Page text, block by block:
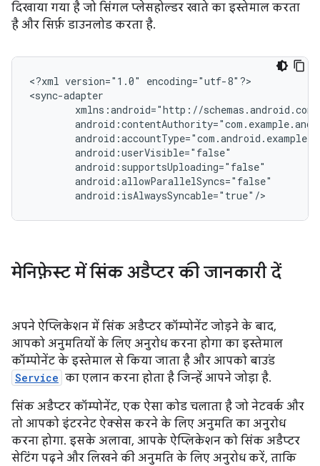
दिखाया गया है जो सिंगल प्लेसहोल्डर खाते का इस्तेमाल करता
है और सिर्फ़ डाउनलोड करता है.
<?xml version="1.0"
encoding="utf-8"?>
android:isAlwaysSyncable="true"/>
मेनिफ़ेस्ट में सिंक अडैप्टर की जानकारी दें
अपने ऐप्लिकेशन में सिंक अडैप्टर कॉम्पोनेंट जोड़ने के बाद,
आपको अनुमतियों के लिए अनुरोध करना होगा का इस्तेमाल
कॉम्पोनेंट के इस्तेमाल से किया जाता है और आपको बाउंड
Service का एलान करना होता है जिन्हें आपने जोड़ा है.
सिंक अडैप्टर कॉम्पोनेंट, एक ऐसा कोड चलाता है जो नेटवर्क और
तो आपको इंटरनेट ऐक्सेस करने के लिए अनुमति का अनुरोध
करना होगा. इसके अलावा, आपके ऐप्लिकेशन को सिंक अडैप्टर
सेटिंग पढ़ने और लिखने की अनुमति के लिए अनुरोध करें, ताकि